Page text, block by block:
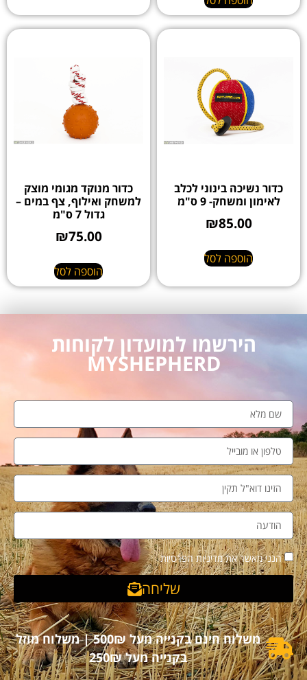
כדור נשיכה בינוני לכלב
לאימון ומשחק- 9 ס"מ
₪85.00
הוספה לסל
כדור מנוקד מגומי מוצק
למשחק ואילוף, צף במים –
גדול 7 ס"מ
₪75.00
הוספה לסל
הירשמו למועדון לקוחות
MYSHEPHERD
הנני מאשר את מדיניות הפרטיות
שליחה
משלוח חינם בקנייה מעל 500₪ | משלוח מוזל
בקנייה מעל 250₪